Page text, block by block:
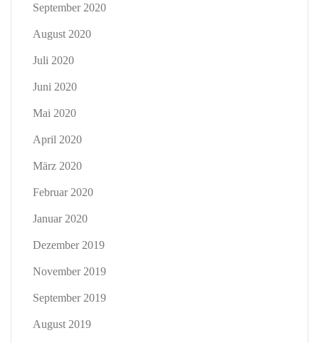
September 2020
August 2020
Juli 2020
Juni 2020
Mai 2020
April 2020
März 2020
Februar 2020
Januar 2020
Dezember 2019
November 2019
September 2019
August 2019